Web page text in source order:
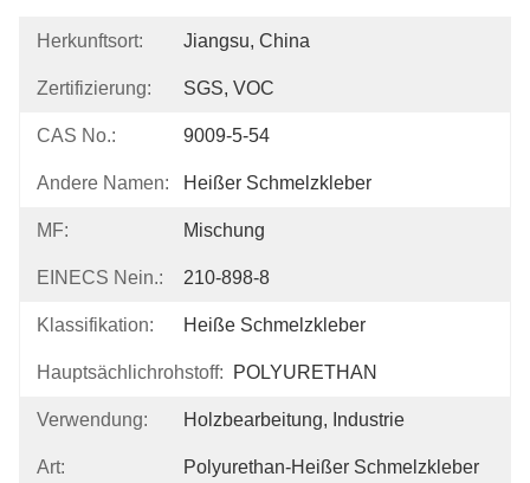
Herkunftsort: Jiangsu, China
Zertifizierung: SGS, VOC
CAS No.: 9009-5-54
Andere Namen: Heißer Schmelzkleber
MF: Mischung
EINECS Nein.: 210-898-8
Klassifikation: Heiße Schmelzkleber
Hauptsächlichrohstoff: POLYURETHAN
Verwendung: Holzbearbeitung, Industrie
Art: Polyurethan-Heißer Schmelzkleber